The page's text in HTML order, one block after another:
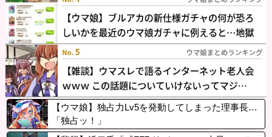
【ウマ娘】独占力Lv5を発動してしまった理事長…
「独占ッ！」